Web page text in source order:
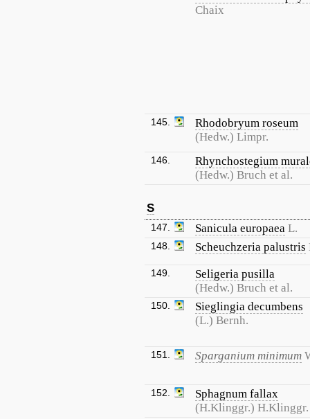
Chaix
145.
Rhodobryum roseum
(Hedw.) Limpr.
146.
Rhynchostegium
(Hedw.) Bruch et al.
S
147. Sanicula europaea L.
148. Scheuchzeria palustris
149.
Seligeria pusilla
(Hedw.) Bruch et al.
150.
Sieglingia decumbens
(L.) Bernh.
151. Sparganium minimum
152.
Sphagnum fallax
(H.Klinggr.) H.Klinggr.